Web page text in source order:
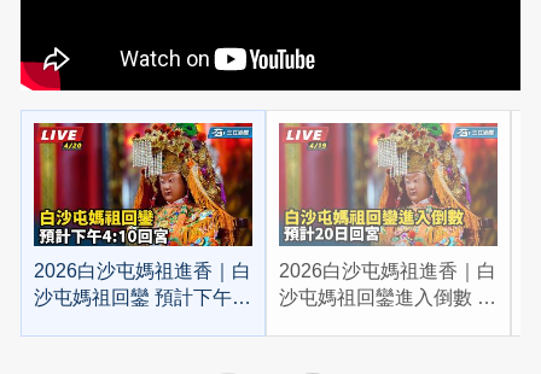
2026白沙屯媽祖進香｜白
沙屯媽祖回鑾 預計下午
2026白沙屯媽祖進香｜白
沙屯媽祖回鑾進入倒數 預